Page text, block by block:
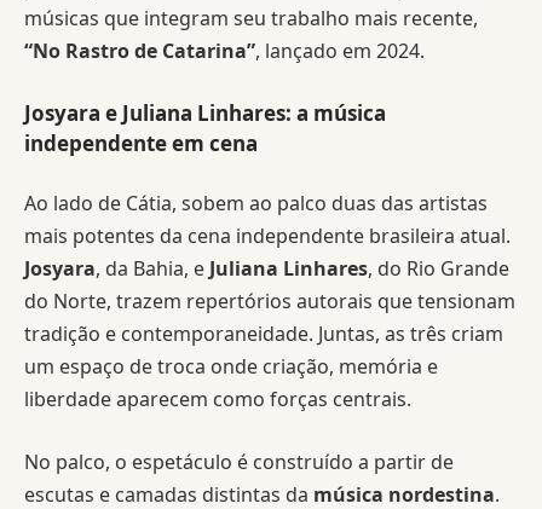
músicas que integram seu trabalho mais recente,
“No Rastro de Catarina”, lançado em 2024.
Josyara e Juliana Linhares: a música
independente em cena
Ao lado de Cátia, sobem ao palco duas das artistas
mais potentes da cena independente brasileira atual.
Josyara, da Bahia, e Juliana Linhares, do Rio Grande
do Norte, trazem repertórios autorais que tensionam
tradição e contemporaneidade. Juntas, as três criam
um espaço de troca onde criação, memória e
liberdade aparecem como forças centrais.
No palco, o espetáculo é construído a partir de
escutas e camadas distintas da música nordestina.